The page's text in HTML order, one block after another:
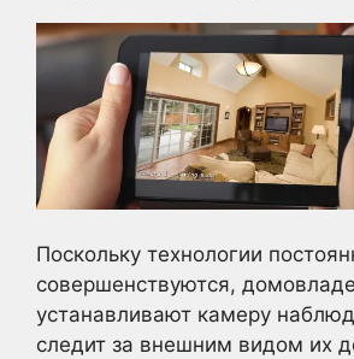
Поскольку технологии
совершенствуются,
устанавливают камеру
следит за внешним видом их